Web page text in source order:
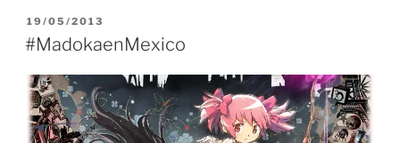
PUBLICADO
EL
19/05/2013
#MadokaenMexico